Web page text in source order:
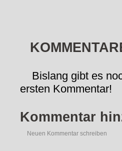
Bislang gibt es
ersten Kommentar!
Kommentar
Neuen Kommentar schreiben